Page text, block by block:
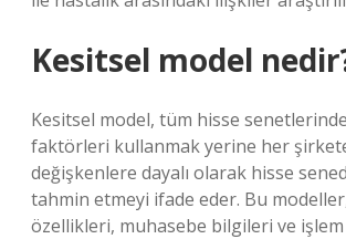
Kesitsel model
Kesitsel model, tüm hisse
faktörleri kullanmak yerine her
değişkenlere dayalı olarak hisse
tahmin etmeyi ifade eder. Bu
özellikleri, muhasebe bilgileri ve